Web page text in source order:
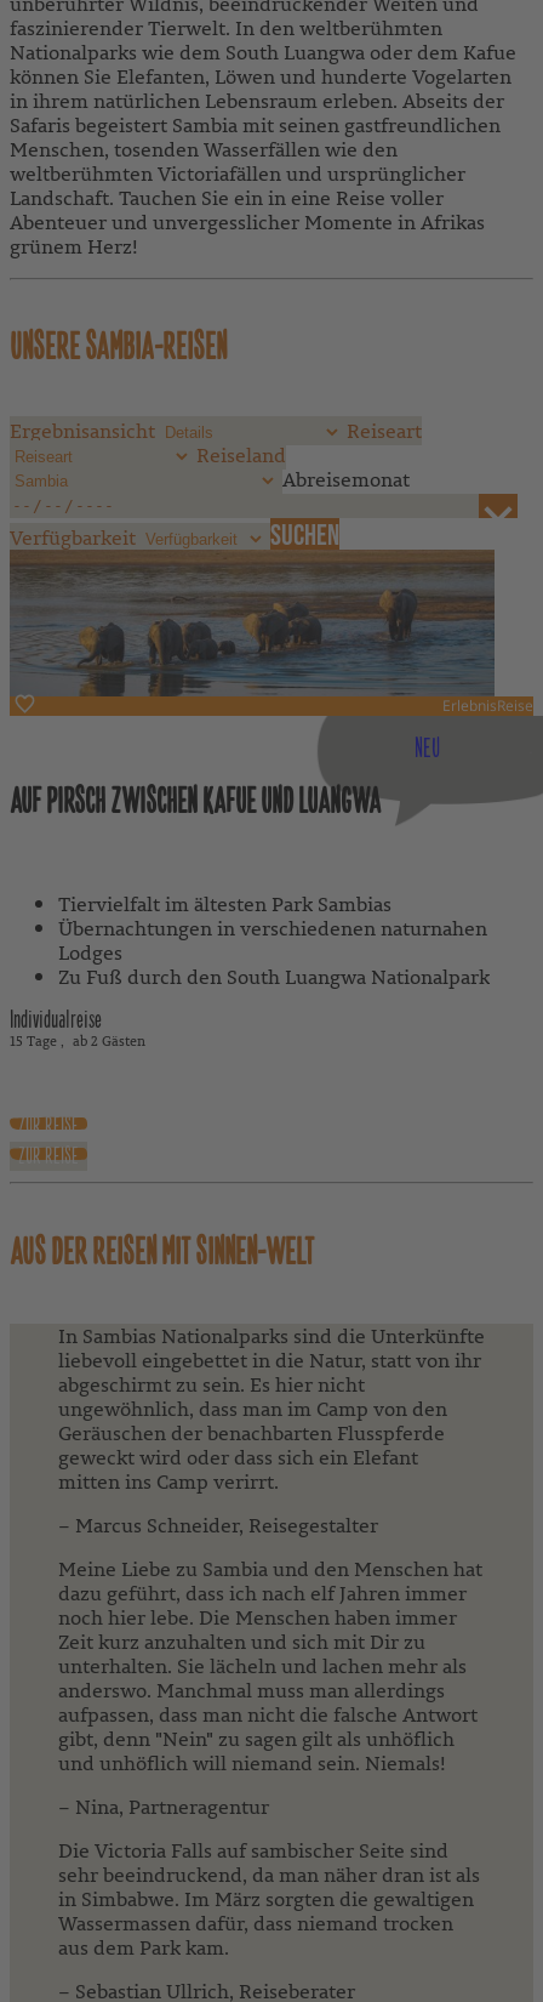
faszinierender Tierwelt. In den weltberühmten
Nationalparks wie dem South Luangwa oder dem Kafue
können Sie Elefanten, Löwen und hunderte Vogelarten
in ihrem natürlichen Lebensraum erleben. Abseits der
Safaris begeistert Sambia mit seinen gastfreundlichen
Menschen, tosenden Wasserfällen wie den
weltberühmten Victoriafällen und ursprünglicher
Landschaft. Tauchen Sie ein in eine Reise voller
Abenteuer und unvergesslicher Momente in Afrikas
grünem Herz!
UNSERE SAMBIA-REISEN
Ergebnisansicht
Reiseart
Reiseland
Abreisemonat
Verfügbarkeit
NEU
ErlebnisReise
AUF PIRSCH ZWISCHEN KAFUE UND LUANGWA
Tiervielfalt im ältesten Park Sambias
Übernachtungen in verschiedenen naturnahen
Lodges
Zu Fuß durch den South Luangwa Nationalpark
Individualreise
15 Tage ab 2 Gästen
ZUR REISE
ZUR REISE
AUS DER REISEN MIT SINNEN-WELT
In Sambias Nationalparks sind die Unterkünfte
liebevoll eingebettet in die Natur, statt von ihr
abgeschirmt zu sein. Es hier nicht
ungewöhnlich, dass man im Camp von den
Geräuschen der benachbarten Flusspferde
geweckt wird oder dass sich ein Elefant
mitten ins Camp verirrt.
– Marcus Schneider, Reisegestalter
Meine Liebe zu Sambia und den Menschen hat
dazu geführt, dass ich nach elf Jahren immer
noch hier lebe. Die Menschen haben immer
Zeit kurz anzuhalten und sich mit Dir zu
unterhalten. Sie lächeln und lachen mehr als
anderswo. Manchmal muss man allerdings
aufpassen, dass man nicht die falsche Antwort
gibt, denn "Nein" zu sagen gilt als unhöflich
und unhöflich will niemand sein. Niemals!
– Nina, Partneragentur
Die Victoria Falls auf sambischer Seite sind
sehr beeindruckend, da man näher dran ist als
in Simbabwe. Im März sorgten die gewaltigen
Wassermassen dafür, dass niemand trocken
aus dem Park kam.
– Sebastian Ullrich, Reiseberater